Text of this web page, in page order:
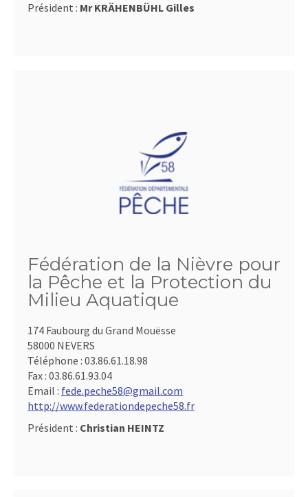
Président : Mr KRÄHENBÜHL Gilles
Fédération de la Nièvre pour
la Pêche et la Protection du
Milieu Aquatique
174 Faubourg du Grand Mouësse
58000 NEVERS
Téléphone : 03.86.61.18.98
Fax : 03.86.61.93.04
Email : fede.peche58@gmail.com
http://www.federationdepeche58.fr
Président : Christian HEINTZ